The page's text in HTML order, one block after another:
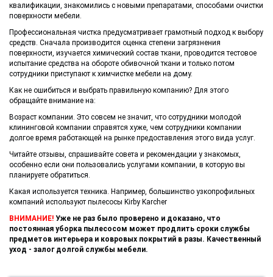
квалификации, знакомились с новыми препаратами, способами очистки
поверхности мебели.
Профессиональная чистка предусматривает грамотный подход к выбору
средств. Сначала производится оценка степени загрязнения
поверхности, изучается химический состав ткани, проводится тестовое
испытание средства на обороте обивочной ткани и только потом
сотрудники приступают к химчистке мебели на дому.
Как не ошибиться и выбрать правильную компанию? Для этого
обращайте внимание на:
Возраст компании. Это совсем не значит, что сотрудники молодой
клининговой компании справятся хуже, чем сотрудники компании
долгое время работающей на рынке предоставления этого вида услуг.
Читайте отзывы, спрашивайте совета и рекомендации у знакомых,
особенно если они пользовались услугами компании, в которую вы
планируете обратиться.
Какая используется техника. Например, большинство узкопрофильных
компаний используют пылесосы Kirby Karcher
ВНИМАНИЕ! Уже не раз было проверено и доказано, что
постоянная уборка пылесосом может продлить сроки службы
предметов интерьера и ковровых покрытий в разы. Качественный
уход - залог долгой службы мебели.